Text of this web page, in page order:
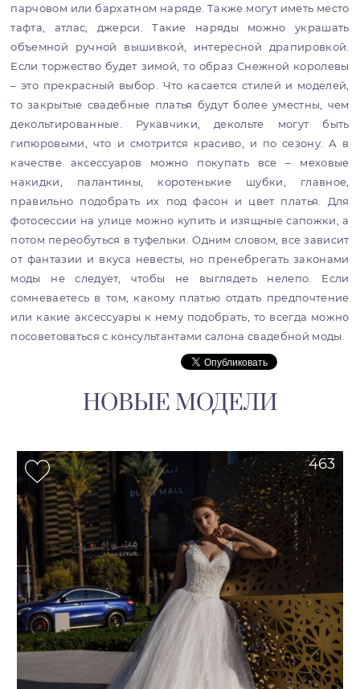
парчовом или бархатном наряде. Также могут иметь место
тафта, атлас, джерси. Такие наряды можно украшать
объемной ручной вышивкой, интересной драпировкой.
Если торжество будет зимой, то образ Снежной королевы
– это прекрасный выбор. Что касается стилей и моделей,
то закрытые свадебные платья будут более уместны, чем
декольтированные. Рукавчики, декольте могут быть
гипюровыми, что и смотрится красиво, и по сезону. А в
качестве аксессуаров можно покупать все – меховые
накидки, палантины, коротенькие шубки, главное,
правильно подобрать их под фасон и цвет платья. Для
фотосессии на улице можно купить и изящные сапожки, а
потом переобуться в туфельки. Одним словом, все зависит
от фантазии и вкуса невесты, но пренебрегать законами
моды не следует, чтобы не выглядеть нелепо. Если
сомневаетесь в том, какому платью отдать предпочтение
или какие аксессуары к нему подобрать, то всегда можно
посоветоваться с консультантами салона свадебной моды.
НОВЫЕ МОДЕЛИ
463